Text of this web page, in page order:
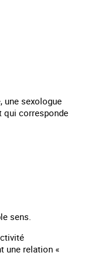
une sexologue
qui corresponde
sens.
une relation «